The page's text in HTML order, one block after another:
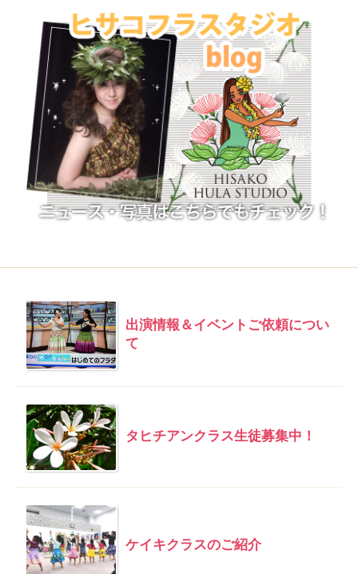
出演情報＆イベントご依頼につい
て
タヒチアンクラス生徒募集中！
ケイキクラスのご紹介